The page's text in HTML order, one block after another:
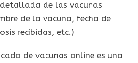
de las vacunas
de la vacuna, fecha de
recibidas, etc.)
de vacunas online es una